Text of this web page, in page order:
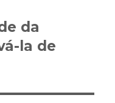
da
la de